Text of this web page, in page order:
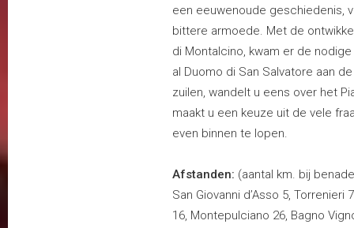
een eeuwenoude geschiedenis,
bittere armoede. Met de
di Montalcino, kwam er de
al Duomo di San Salvatore aan
zuilen, wandelt u eens over het
maakt u een keuze uit de vele
even binnen te lopen.
Afstanden: (aantal km. bij
San Giovanni d’Asso 5, Torrenieri
16, Montepulciano 26, Bagno